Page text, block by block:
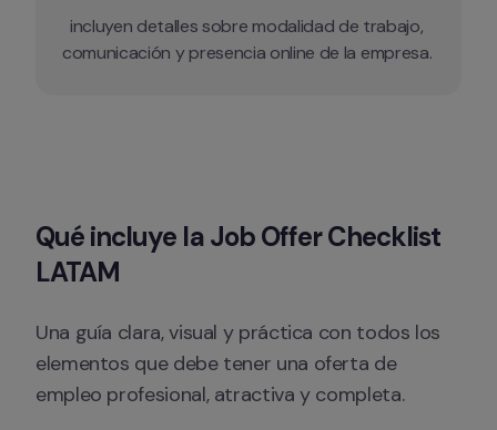
incluyen detalles sobre modalidad de trabajo,
Qué incluye la Job Offer Checklist
LATAM
Una guía clara, visual y práctica con todos los
elementos que debe tener una oferta de
empleo profesional, atractiva y completa.